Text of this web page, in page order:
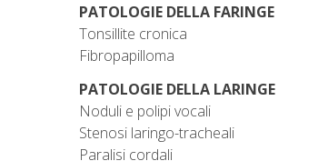
PATOLOGIE DELLA FARINGE
Tonsillite cronica
Fibropapilloma
PATOLOGIE DELLA LARINGE
Noduli e polipi vocali
Stenosi laringo-tracheali
Paralisi cordali